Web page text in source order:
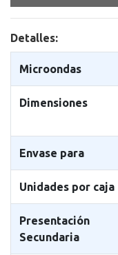
Detalles:
Microondas
Dimensiones
Envase para
Unidades por caja
Presentación
Secundaria